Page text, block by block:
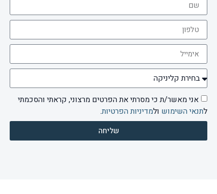
אני מאשר/ת כי מסרתי את הפרטים מרצוני, קראתי והסכמתי
לתנאי השימוש ולמדיניות הפרטיות.
שליחה